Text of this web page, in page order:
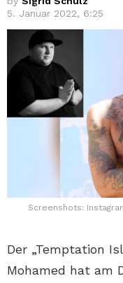
5. Januar 2022, 6:25
Screenshots:
Der „Temptation
Mohamed hat am